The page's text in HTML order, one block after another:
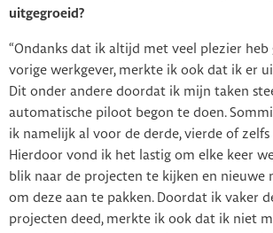
uitgegroeid?
“Ondanks dat ik altijd met veel plezier
vorige werkgever, merkte ik ook dat ik er
Dit onder andere doordat ik mijn taken
automatische piloot begon te doen.
ik namelijk al voor de derde, vierde of zelfs
Hierdoor vond ik het lastig om elke keer
blik naar de projecten te kijken en nieuwe
om deze aan te pakken. Doordat ik vaker
projecten deed, merkte ik ook dat ik niet